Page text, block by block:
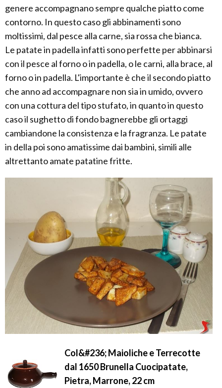
genere accompagnano sempre qualche piatto come
contorno. In questo caso gli abbinamenti sono
moltissimi, dal pesce alla carne, sia rossa che bianca.
Le patate in padella infatti sono perfette per abbinarsi
con il pesce al forno o in padella, o le carni, alla brace, al
forno o in padella. L'importante è che il secondo piatto
che anno ad accompagnare non sia in umido, ovvero
con una cottura del tipo stufato, in quanto in questo
caso il sughetto di fondo bagnerebbe gli ortaggi
cambiandone la consistenza e la fragranza. Le patate
in della poi sono amatissime dai bambini, simili alle
altrettanto amate patatine fritte.
Col&#236; Maioliche e Terrecotte
dal 1650 Brunella Cuocipatate,
Pietra, Marrone, 22 cm